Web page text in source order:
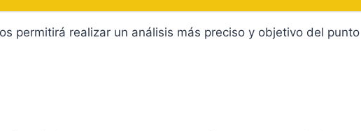
permitirá realizar un análisis más preciso y objetivo del punto